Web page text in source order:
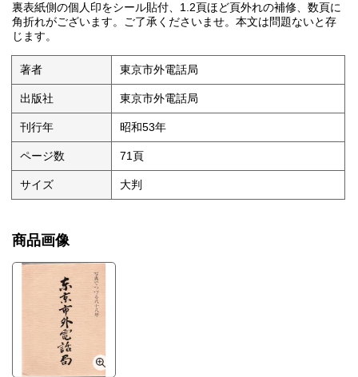
裏表紙側の個人印をシール貼付、1.2頁ほど頁外れの補修、数頁に
角折れがございます。ご了承くださいませ。本文は問題ないと存
じます。
著者 東京市外電話局
出版社 東京市外電話局
刊行年 昭和53年
ページ数 71頁
サイズ 大判
商品画像